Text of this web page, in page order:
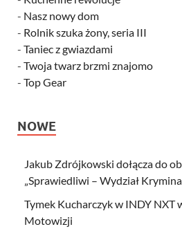
- Nasz nowy dom
- Rolnik szuka żony, seria III
- Taniec z gwiazdami
- Twoja twarz brzmi znajomo
- Top Gear
NOWE
Jakub Zdrójkowski dołącza do
„Sprawiedliwi – Wydział
Tymek Kucharczyk w INDY NXT
Motowizji